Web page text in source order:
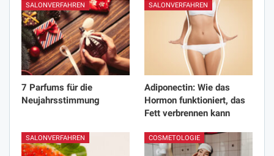
SALONVERFAHREN
7 Parfums für die
Neujahrsstimmung
SALONVERFAHREN
Adiponectin: Wie das
Hormon funktioniert, das
Fett verbrennen kann
SALONVERFAHREN COSMETOLOGIE